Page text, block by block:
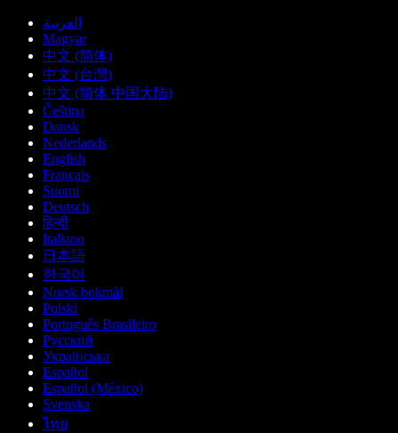
العربية
Magyar
中文 (简体)
中文 (台灣)
中文 (简体 中国大陆)
Čeština
Dansk
Nederlands
English
Français
Suomi
Deutsch
हिन्दी
Italiano
日本語
한국어
Norsk bokmål
Polski
Português Brasileiro
Русский
Українська
Español
Español (México)
Svenska
ไทย